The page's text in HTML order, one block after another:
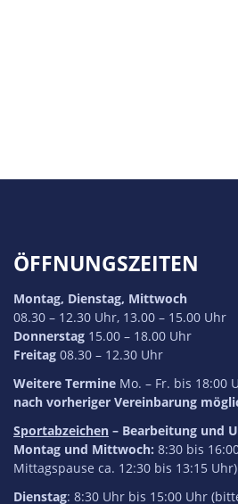
ÖFFNUNGSZEITEN
Montag, Dienstag, Mittwoch
08.30 – 12.30 Uhr, 13.00 – 15.00 Uhr
Donnerstag 15.00 – 18.00 Uhr
Freitag 08.30 – 12.30 Uhr
Weitere Termine Mo. – Fr. bis 18:00
nach vorheriger Vereinbarung
Sportabzeichen – Bearbeitung und
Montag und Mittwoch: 8:30 bis
Mittagspause ca. 12:30 bis 13:15 Uhr)
Dienstag: 8:30 Uhr bis 15:00 Uhr